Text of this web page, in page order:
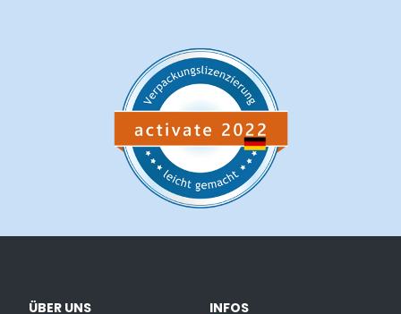
ÜBER UNS INFOS